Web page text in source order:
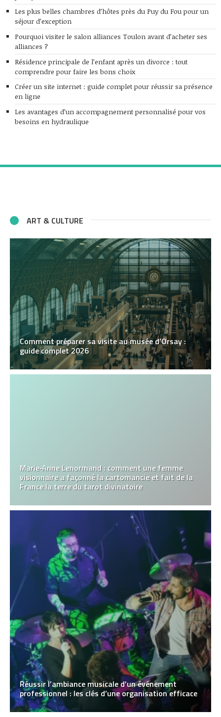
Les plus belles chambres d’hôtes près du Puy du Fou pour un
séjour d’exception
Pourquoi visiter le salon alliances Toulon avant d’acheter ses
alliances ?
Résidence principale de l’enfant après un divorce : tout
comprendre pour faire les bons choix
Créer un site internet : guide complet pour réussir sa présence
en ligne
Les avantages d’un accompagnement personnalisé pour vos
besoins en hydraulique
ART & CULTURE
Comment préparer sa visite au musée d’Orsay :
guide complet 2026
Marie‑Anne Lenormand : comment une femme
visionnaire a façonné la cartomancie et fait de la
France la terre du tarot divinatoire
Réussir l’ambiance musicale d’un événement
professionnel : les clés d’une organisation efficace